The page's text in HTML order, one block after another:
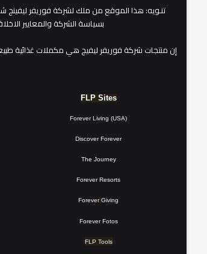
تنـويه
بسياسة الشركة والمعايير
​إن منتجات شركة فوريفر ليفيج هي مكملات غذائية
FLP Sites
Forever Living (USA)
Discover Forever
The Journey
Forever Resorts
Forever Giving
Forever Fotos
FLP Tools